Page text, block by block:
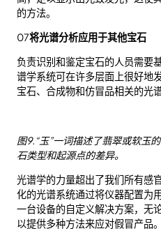
的方法。
07将光谱分析应用于其他宝石
负责识别和鉴定宝石的人员需要
谱学系统可在许多层面上很好地
宝石、合成物和仿冒品相关的光
图9.“玉”一词描述了翡翠或软玉
石类型和起源点的差异。
光谱学的力量超出了我们所有感
化的光谱系统通过将仪器配置为
一台设备的自定义解决方案，无
以提供多种方法来应对假冒产品。